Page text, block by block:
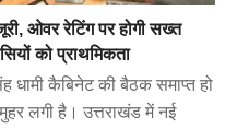
ओवर रेटिंग पर होगी सख्त
को प्राथमिकता
कैबिनेट की बैठक समाप्त हो
लगी है। उत्तराखंड में नई